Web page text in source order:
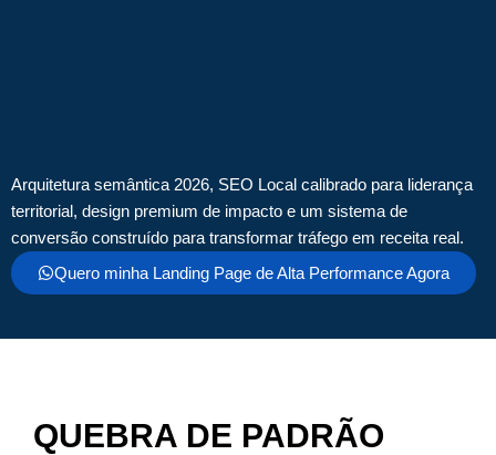
Arquitetura semântica 2026, SEO Local calibrado para liderança
territorial, design premium de impacto e um sistema de
conversão construído para transformar tráfego em receita real.
Quero minha Landing Page de Alta Performance Agora
QUEBRA DE PADRÃO